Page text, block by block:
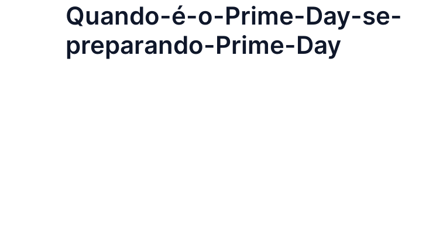
Quando-é-o-Prime-Day-se-
preparando-Prime-Day